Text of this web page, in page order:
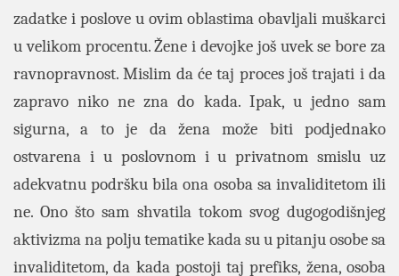
zadatke i poslove u ovim oblastima obavljali muškarci
u velikom procentu. Žene i devojke još uvek se bore za
ravnopravnost. Mislim da će taj proces još trajati i da
zapravo niko ne zna do kada. Ipak, u jedno sam
sigurna, a to je da žena može biti podjednako
ostvarena i u poslovnom i u privatnom smislu uz
adekvatnu podršku bila ona osoba sa invaliditetom ili
ne. Ono što sam shvatila tokom svog dugogodišnjeg
aktivizma na polju tematike kada su u pitanju osobe sa
invaliditetom, da kada postoji taj prefiks, žena, osoba